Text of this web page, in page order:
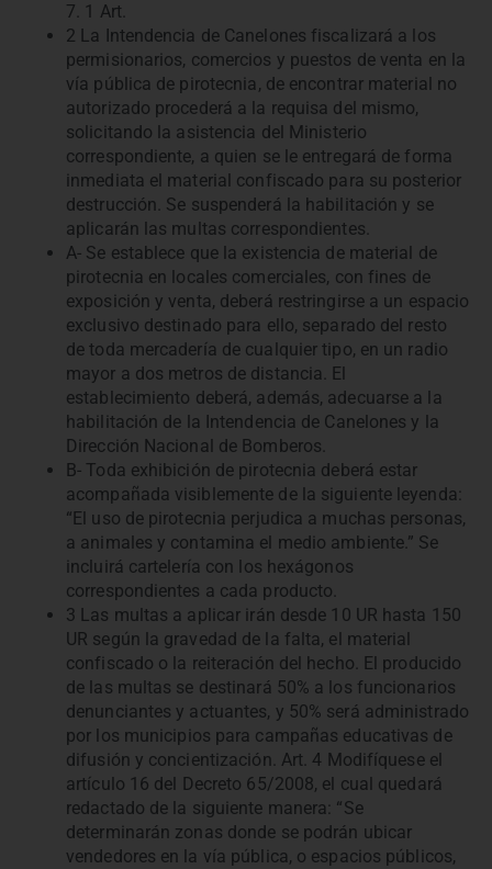
7. 1 Art.
2 La Intendencia de Canelones fiscalizará a los
permisionarios, comercios y puestos de venta en la
vía pública de pirotecnia, de encontrar material no
autorizado procederá a la requisa del mismo,
solicitando la asistencia del Ministerio
correspondiente, a quien se le entregará de forma
inmediata el material confiscado para su posterior
destrucción. Se suspenderá la habilitación y se
aplicarán las multas correspondientes.
A- Se establece que la existencia de material de
pirotecnia en locales comerciales, con fines de
exposición y venta, deberá restringirse a un espacio
exclusivo destinado para ello, separado del resto
de toda mercadería de cualquier tipo, en un radio
mayor a dos metros de distancia. El
establecimiento deberá, además, adecuarse a la
habilitación de la Intendencia de Canelones y la
Dirección Nacional de Bomberos.
B- Toda exhibición de pirotecnia deberá estar
acompañada visiblemente de la siguiente leyenda:
“El uso de pirotecnia perjudica a muchas personas,
a animales y contamina el medio ambiente.” Se
incluirá cartelería con los hexágonos
correspondientes a cada producto.
3 Las multas a aplicar irán desde 10 UR hasta 150
UR según la gravedad de la falta, el material
confiscado o la reiteración del hecho. El producido
de las multas se destinará 50% a los funcionarios
denunciantes y actuantes, y 50% será administrado
por los municipios para campañas educativas de
difusión y concientización. Art. 4 Modifíquese el
artículo 16 del Decreto 65/2008, el cual quedará
redactado de la siguiente manera: “Se
determinarán zonas donde se podrán ubicar
vendedores en la vía pública, o espacios públicos,